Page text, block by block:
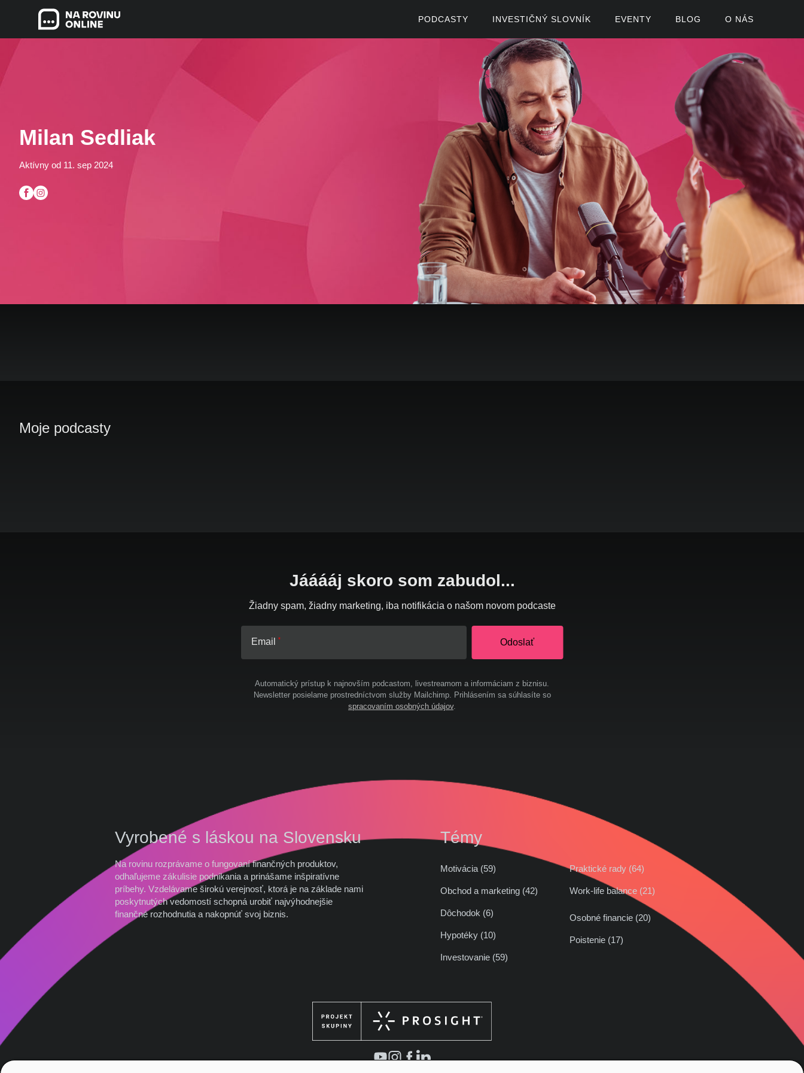
PODCASTY INVESTIČNÝ SLOVNÍK EVENTY BLOG O NÁS
Milan Sedliak
Aktívny od 11. sep 2024
Moje podcasty
Jááááj skoro som zabudol...
Žiadny spam, žiadny marketing, iba notifikácia o našom novom podcaste
Email Odoslať
Automatický prístup k najnovším podcastom, livestreamom a informáciam z biznisu.
Newsletter posielame prostredníctvom služby Mailchimp. Prihlásením sa súhlasíte so
spracovaním osobných údajov.
Vyrobené s láskou na Slovensku
Na rovinu rozprávame o fungovaní finančných produktov,
odhaľujeme zákulisie podnikania a prinášame inšpiratívne
príbehy. Vzdelávame širokú verejnosť, ktorá je na základe nami
poskytnutých vedomostí schopná urobiť najvýhodnejšie
finančné rozhodnutia a nakopnúť svoj biznis.
Témy
Motivácia (59)
Obchod a marketing (42)
Praktické rady (64)
Work-life balance (21)
Dôchodok (6)
Hypotéky (10)
Investovanie (59)
Osobné financie (20)
Poistenie (17)